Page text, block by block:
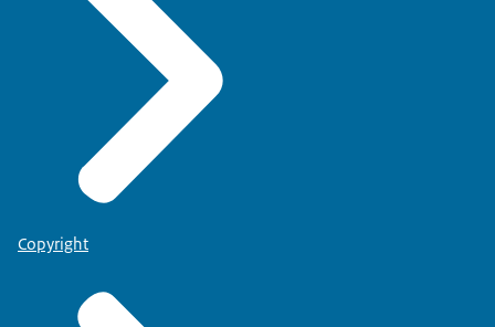
Copyright